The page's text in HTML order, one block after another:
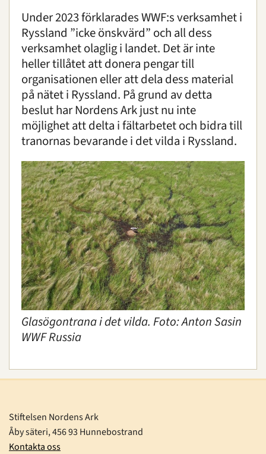
Under 2023 förklarades WWF:s verksamhet i
Ryssland ”icke önskvärd” och all dess
verksamhet olaglig i landet. Det är inte
heller tillåtet att donera pengar till
organisationen eller att dela dess material
på nätet i Ryssland. På grund av detta
beslut har Nordens Ark just nu inte
möjlighet att delta i fältarbetet och bidra till
tranornas bevarande i det vilda i Ryssland.
Glasögontrana i det vilda. Foto: Anton Sasin
WWF Russia
Stiftelsen Nordens Ark
Åby säteri, 456 93 Hunnebostrand
Kontakta oss